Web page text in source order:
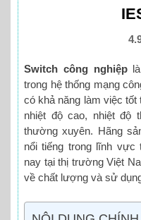
Switch công nghiệplà
trong hệ thống mạng
có khả năng làm việc
nhiệt độ cao, nhiệt độ
thường xuyên. Hãng
nổi tiếng trong lĩnh vực
nay tại thị trường Việt
về chất lượng và sử